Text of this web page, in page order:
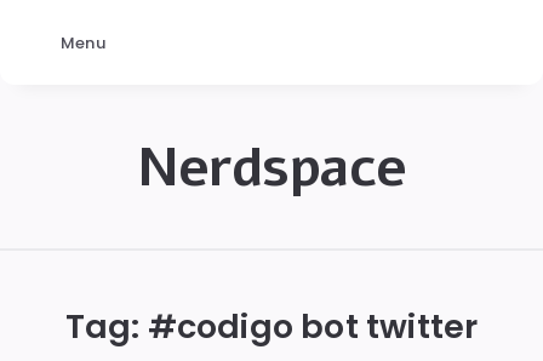
Nerdspace
Tag: #codigo bot twitter
Menu